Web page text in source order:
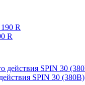
R
SPIN 30 (380В)